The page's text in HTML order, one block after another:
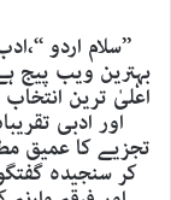
’’سلام اردو
بہترین ویب پیج
اعلیٰ ترین
اور ادبی
تجزیے کا عمیق
کر سنجیدہ